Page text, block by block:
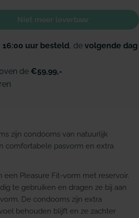
voor Durex Condooms
verhogen voor Durex
Niet meer leverbaar
16:00 uur besteld, de volgende dag
de €59,99,-
zijn condooms van natuurlijk
comfortabele pasvorm en extra
een Pleasure Fit-vorm met reservoir.
te gebruiken en dragen ze bij aan
De condooms zijn extra
behouden blijft en ze zachter